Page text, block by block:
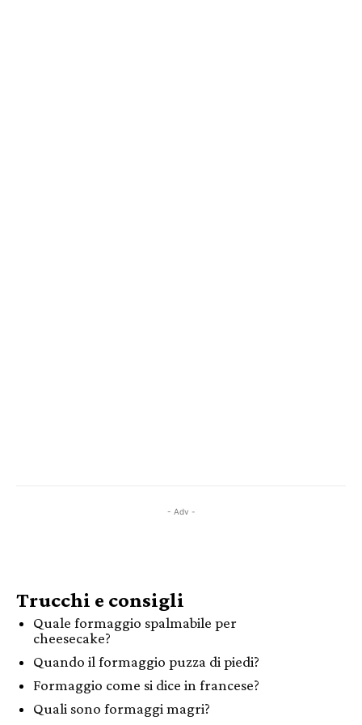
- Adv -
Trucchi e consigli
Quale formaggio spalmabile per
cheesecake?
Quando il formaggio puzza di piedi?
Formaggio come si dice in francese?
Quali sono formaggi magri?